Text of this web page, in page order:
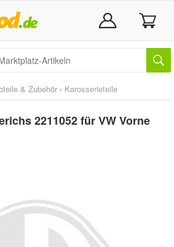
& Zubehör › Karosserieteile
2211052 für VW Vorne